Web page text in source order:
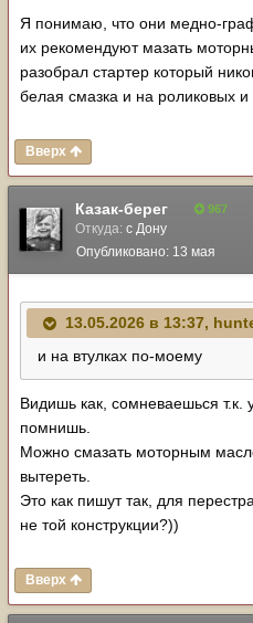
Я понимаю, что они медно-
их рекомендуют мазать
разобрал стартер который
белая смазка и на роликовых
Вверх
Казак-берег 967
Откуда: с Дону
Опубликовано: 13 мая
13.05.2026 в 13:37,
и на втулках по-моему
Видишь как, сомневаешься т.к.
помнишь.
Можно смазать моторным
вытереть.
Это как пишут так, для
не той конструкции?))
Вверх